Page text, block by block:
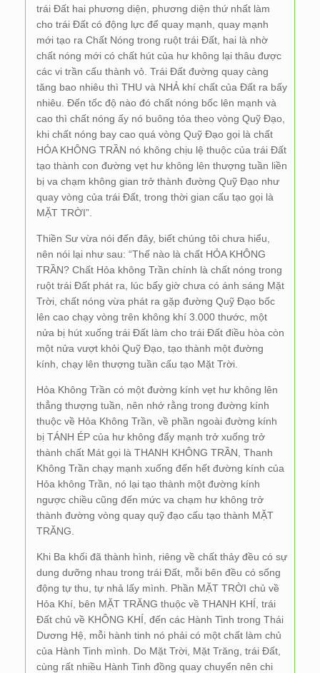
trái Đất hai phương diện, phương diện thứ nhất làm
cho trái Đất có động lực để quay mạnh, quay mạnh
mới tạo ra Chất Nóng trong ruột trái Đất, hai là nhờ
chất nóng mới có chất hút của hư không lại thâu được
các vi trần cấu thành vỏ. Trái Đất đường quay càng
tăng bao nhiêu thì THU và NHẢ khí chất của Đất ra bấy
nhiêu. Đến tốc độ nào đó chất nóng bốc lên mạnh và
cao thì chất nóng ấy nó buông tỏa theo vòng Quỹ Đạo,
khi chất nóng bay cao quá vòng Quỹ Đạo gọi là chất
HỎA KHÔNG TRẦN nó không chịu lệ thuộc của trái Đất
tạo thành con đường vẹt hư không lên thượng tuần liền
bị va chạm không gian trở thành đường Quỹ Đạo như
quay vòng của trái Đất, trong thời gian cấu tạo gọi là
MẶT TRỜI”.
Thiền Sư vừa nói đến đây, biết chúng tôi chưa hiểu,
nên nói lại như sau: “Thế nào là chất HỎA KHÔNG
TRẦN? Chất Hỏa không Trần chính là chất nóng trong
ruột trái Đất phát ra, lúc bấy giờ chưa có ánh sáng Mặt
Trời, chất nóng vừa phát ra gặp đường Quỹ Đạo bốc
lên cao chạy vòng trên không khí 3.000 thước, một
nửa bị hút xuống trái Đất làm cho trái Đất điều hòa còn
một nửa vượt khỏi Quỹ Đạo, tạo thành một đường
kính, chạy lên thượng tuần cấu tạo Mặt Trời.
Hỏa Không Trần có một đường kính vẹt hư không lên
thẳng thượng tuần, nên nhớ rằng trong đường kính
thuộc về Hỏa Không Trần, về phần ngoài đường kính
bị TÁNH ÉP của hư không đẩy mạnh trở xuống trở
thành chất Mát gọi là THANH KHÔNG TRẦN, Thanh
Không Trần chạy mạnh xuống đến hết đường kính của
Hỏa không Trần, nó lại tạo thành một đường kính
ngược chiều cũng đến mức va chạm hư không trở
thành đường vòng quay quỹ đạo cấu tạo thành MẶT
TRĂNG.
Khi Ba khối đã thành hình, riêng về chất thảy đều có sự
dung dưỡng nhau trong trái Đất, mỗi bên đều có sống
động tự thu, tự nhả lấy mình. Phần MẶT TRỜI chủ về
Hỏa Khí, bên MẶT TRĂNG thuộc về THANH KHÍ, trái
Đất chủ về KHÔNG KHÍ, đến các Hành Tinh trong Thái
Dương Hệ, mỗi hành tinh nó phải có một chất làm chủ
của Hành Tinh mình. Do Mặt Trời, Mặt Trăng, trái Đất,
cùng rất nhiều Hành Tinh đồng quay chuyển nên chi